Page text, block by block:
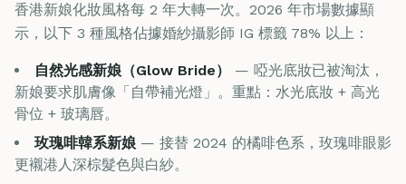
香港新娘化妝風格每 2 年大轉一次。2026 年市場數據顯
示，以下 3 種風格佔據婚紗攝影師 IG 標籤 78% 以上：
自然光感新娘（Glow Bride）
— 啞光底妝已被淘汰，
新娘要求肌膚像「自帶補光燈」。重點：水光底妝 + 高光
骨位 + 玻璃唇。
玫瑰啡韓系新娘 — 接替 2024 的橘啡色系，玫瑰啡眼影
更襯港人深棕髮色與白紗。